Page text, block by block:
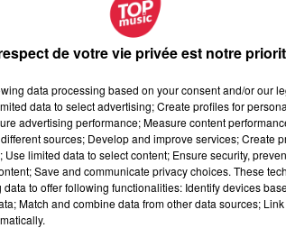
de votre vie privée est notre
data processing based on your consent and/or our
data to select advertising; Create profiles for
advertising performance; Measure content
sources; Develop and improve services; Create
limited data to select content; Ensure security,
Save and communicate privacy choices. These
to offer following functionalities: Identify devices
Match and combine data from other data sources;